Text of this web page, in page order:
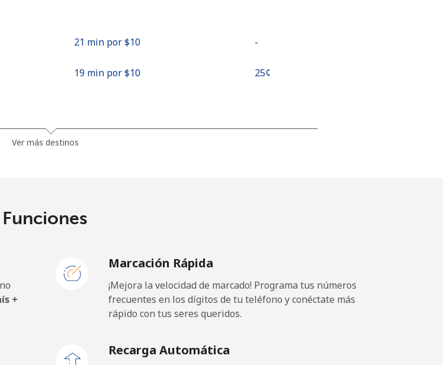
21 min por ⁦$10⁩ -
19 min por ⁦$10⁩ ⁦25¢⁩
5 min por ⁦$10⁩
31 min por ⁦$10⁩
Ver más destinos
Funciones
+
Marcación Rápida
¡Mejora la velocidad de marcado! Programa tus números
frecuentes en los dígitos de tu teléfono y conéctate más
rápido con tus seres queridos.
Recarga Automática